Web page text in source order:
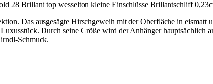
28 Brillant top wesselton kleine Einschlüsse Brillantschliff
Das ausgesägte Hirschgeweih mit der Oberfläche in
Durch seine Größe wird der Anhänger hauptsächlich
Schmuck.